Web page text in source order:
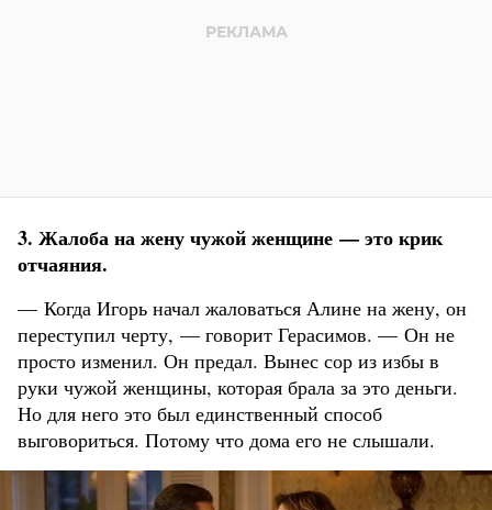
3. Жалоба на жену чужой женщине — это крик
отчаяния.
— Когда Игорь начал жаловаться Алине на жену, он
переступил черту, — говорит Герасимов. — Он не
просто изменил. Он предал. Вынес сор из избы в
руки чужой женщины, которая брала за это деньги.
Но для него это был единственный способ
выговориться. Потому что дома его не слышали.